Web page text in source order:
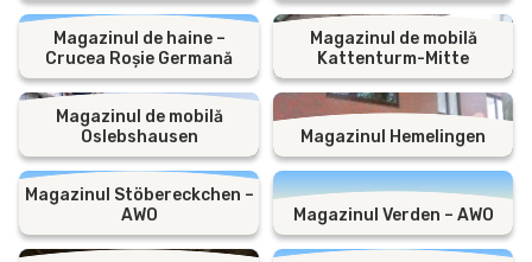
Magazinul de haine –
Crucea Roșie Germană
Magazinul de mobilă
Kattenturm-Mitte
Magazinul de mobilă
Oslebshausen
Magazinul Hemelingen
Magazinul Stöbereckchen –
AWO
Magazinul Verden – AWO